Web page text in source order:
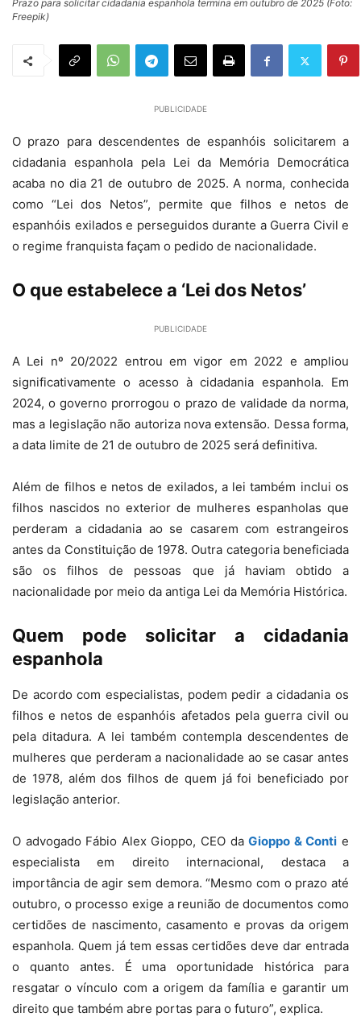
Prazo para solicitar cidadania espanhola termina em outubro de 2025 (Foto:
Freepik)
PUBLICIDADE
O prazo para descendentes de espanhóis solicitarem a
cidadania espanhola pela Lei da Memória Democrática
acaba no dia 21 de outubro de 2025. A norma, conhecida
como “Lei dos Netos”, permite que filhos e netos de
espanhóis exilados e perseguidos durante a Guerra Civil e
o regime franquista façam o pedido de nacionalidade.
O que estabelece a ‘Lei dos Netos’
PUBLICIDADE
A Lei nº 20/2022 entrou em vigor em 2022 e ampliou
significativamente o acesso à cidadania espanhola. Em
2024, o governo prorrogou o prazo de validade da norma,
mas a legislação não autoriza nova extensão. Dessa forma,
a data limite de 21 de outubro de 2025 será definitiva.
Além de filhos e netos de exilados, a lei também inclui os
filhos nascidos no exterior de mulheres espanholas que
perderam a cidadania ao se casarem com estrangeiros
antes da Constituição de 1978. Outra categoria beneficiada
são os filhos de pessoas que já haviam obtido a
nacionalidade por meio da antiga Lei da Memória Histórica.
Quem pode solicitar a cidadania
espanhola
De acordo com especialistas, podem pedir a cidadania os
filhos e netos de espanhóis afetados pela guerra civil ou
pela ditadura. A lei também contempla descendentes de
mulheres que perderam a nacionalidade ao se casar antes
de 1978, além dos filhos de quem já foi beneficiado por
legislação anterior.
O advogado Fábio Alex Gioppo, CEO daGioppo & Conti e
especialista em direito internacional, destaca a
importância de agir sem demora. “Mesmo com o prazo até
outubro, o processo exige a reunião de documentos como
certidões de nascimento, casamento e provas da origem
espanhola. Quem já tem essas certidões deve dar entrada
o quanto antes. É uma oportunidade histórica para
resgatar o vínculo com a origem da família e garantir um
direito que também abre portas para o futuro”, explica.